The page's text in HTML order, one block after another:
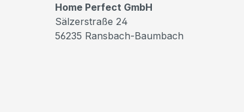
Home Perfect GmbH
Sälzerstraße 24
56235 Ransbach-Baumbach